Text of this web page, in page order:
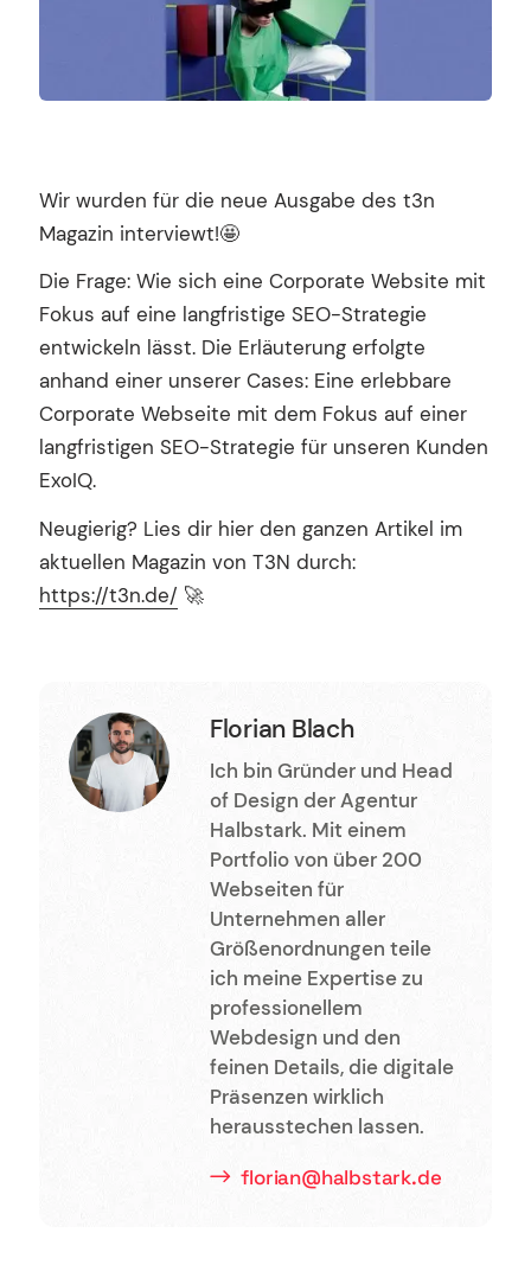
Wir wurden für die neue Ausgabe des t3n
Magazin interviewt!🤩
Die Frage: Wie sich eine Corporate Website mit
Fokus auf eine langfristige SEO-Strategie
entwickeln lässt. Die Erläuterung erfolgte
anhand einer unserer Cases: Eine erlebbare
Corporate Webseite mit dem Fokus auf einer
langfristigen SEO-Strategie für unseren Kunden
ExoIQ.
Neugierig? Lies dir hier den ganzen Artikel im
aktuellen Magazin von T3N durch:
https://t3n.de/ 🚀
Florian Blach
Ich bin Gründer und Head
of Design der Agentur
Halbstark. Mit einem
Portfolio von über 200
Webseiten für
Unternehmen aller
Größenordnungen teile
ich meine Expertise zu
professionellem
Webdesign und den
feinen Details, die digitale
Präsenzen wirklich
herausstechen lassen.
florian@halbstark.de